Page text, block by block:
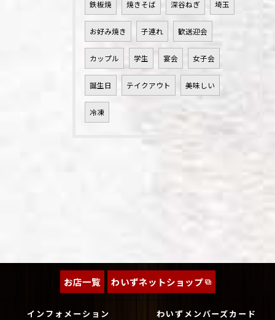
鉄板焼 焼きそば 深谷ねぎ 埼玉
お好み焼き 子連れ 歓送迎会
カップル 学生 宴会 女子会
誕生日 テイクアウト 美味しい
冷凍
お店一覧 わいずネットショップ
インフォメーション わいずメンバーズカード